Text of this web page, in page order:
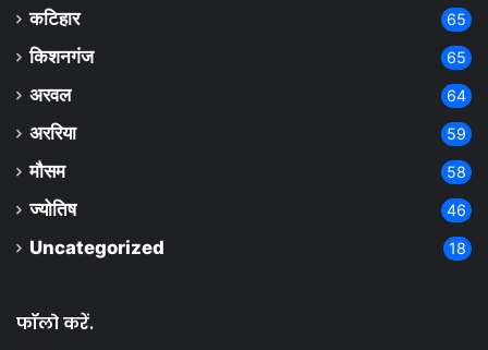
कटिहार 65
किशनगंज 65
अरवल 64
अररिया 59
मौसम 58
ज्योतिष 46
Uncategorized 18
फॉलो करें.